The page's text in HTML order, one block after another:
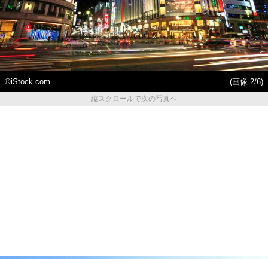
©️iStock.com
(画像 2/6)
縦スクロールで次の写真へ